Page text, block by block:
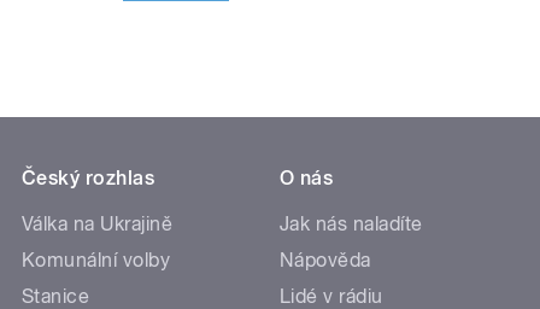
Český rozhlas
Válka na Ukrajině
Komunální volby
Stanice
O nás
Jak nás naladíte
Nápověda
Lidé v rádiu